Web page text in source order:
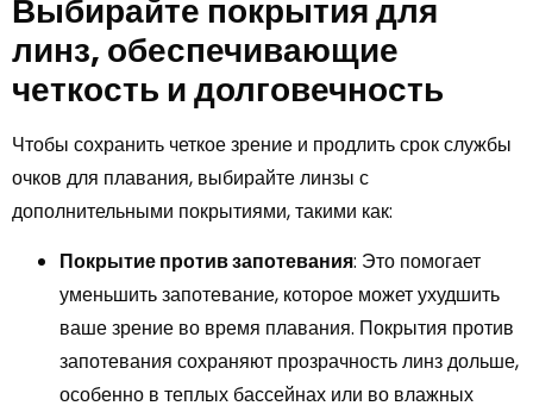
Выбирайте покрытия для
линз, обеспечивающие
четкость и долговечность
Чтобы сохранить четкое зрение и продлить срок службы
очков для плавания, выбирайте линзы с
дополнительными покрытиями, такими как:
Покрытие против запотевания: Это помогает
уменьшить запотевание, которое может ухудшить
ваше зрение во время плавания. Покрытия против
запотевания сохраняют прозрачность линз дольше,
особенно в теплых бассейнах или во влажных